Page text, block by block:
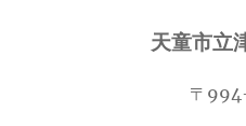
天童市立
〒